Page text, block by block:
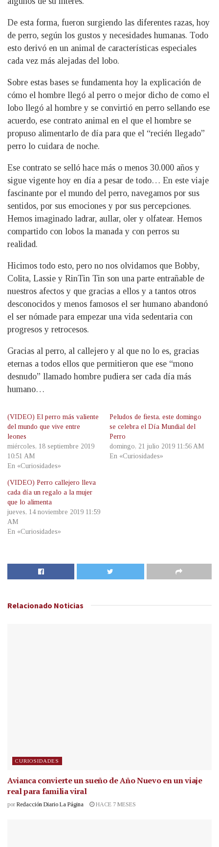
De esta forma, fueron surgiendo las diferentes razas, hoy
de perro, según los gustos y necesidades humanas. Todo
esto derivó en un animal de características especiales
cada vez más alejadas del lobo.
Sobre estas bases se fundamenta hoy la explicación de
cómo el hombre llegó al perro o mejor dicho de como el
lobo llegó al hombre y se convirtió en perro sellando ese
acuerdo, ese contrato animal en el que el hombre se
propuso alimentarlo de día para que el “recién llegado”
perro lo cuidara de noche.
Ese contrato se selló hace más o menos 30.000 años y
sigue vigente hoy en día a pesar de todo… En este viaje
fascinante por el mundo del perro, navegamos por sus
sentidos, por sus emociones y por sus percepciones.
Hemos imaginado ladrar, aullar, oler y olfatear. Hemos
compartido con lobos la manada y con perros su
realidad.
Hicimos todo esto, pero no nos olvidamos que Bobby,
Colita, Lassie y RinTin Tin son una parte entrañable de
nuestros afectos y que gracias a ellos y a tantos otros
desconocidos y menos famosos el ser humano abandonó
el ser nómade para empezar una vida sedentaria con
progresos y retrocesos.
Gracias al perro, al callejero y al que no lo es, gracias
eternas a todos ellos que permitieron que ese “mono
desnudo” llamado hombre pudiera ser cada día más
humano…
(VIDEO) El perro más valiente
del mundo que vive entre
leones
miércoles, 18 septiembre 2019
10:51 AM
En «Curiosidades»
Peludos de fiesta, este domingo
se celebra el Día Mundial del
Perro
domingo, 21 julio 2019 11:56 AM
En «Curiosidades»
(VIDEO) Perro callejero lleva
cada día un regalo a la mujer
que lo alimenta
jueves, 14 noviembre 2019 11:59
AM
En «Curiosidades»
Relacionado Noticias
CURIOSIDADES
Avianca convierte un sueño de Año Nuevo en un viaje
real para familia viral
por Redacción Diario La Página HACE 7 MESES